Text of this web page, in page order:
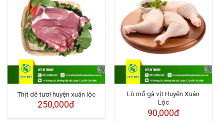
Thịt dê tươi huyện xuân lộc
250,000đ
Lò mổ gà vịt Huyện Xuân
Lộc
90,000đ